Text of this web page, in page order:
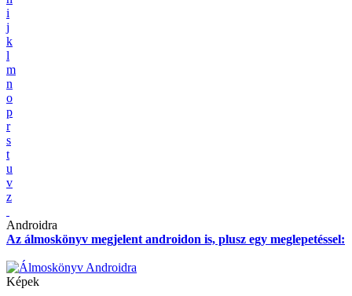
i
j
k
l
m
n
o
p
r
s
t
u
v
z
Androidra
Az álmoskönyv megjelent androidon is, plusz egy meglepetéssel:
Képek